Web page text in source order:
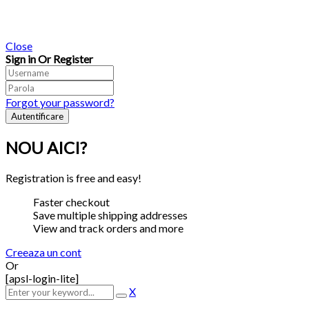
Close
Sign in Or Register
Forgot your password?
NOU AICI?
Registration is free and easy!
Faster checkout
Save multiple shipping addresses
View and track orders and more
Creeaza un cont
Or
[apsl-login-lite]
X